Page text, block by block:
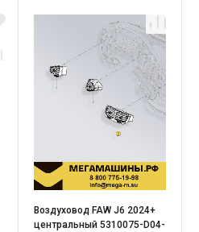
Воздуховод FAW J6 2024+
центральный 5310075-D04-